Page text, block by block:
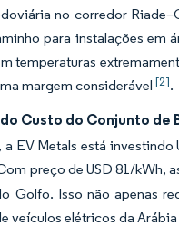
no corredor
para instalações em
temperaturas
margem considerável[2].
Custo do Conjunto de
a EV Metals está
preço de USD 81/kWh,
Golfo. Isso não apenas
veículos elétricos da Arábia